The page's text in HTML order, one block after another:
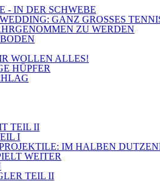
- IN DER SCHWEBE
GANZ GROSSES
ZU WERDEN
WOLLEN ALLES!
HÜPFER
TEIL II
I
IM HALBEN
WEITER
TEIL II